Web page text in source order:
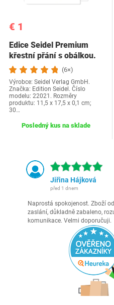
€ 1
Edice Seidel Premium
křestní přání s obálkou.
Přání ke křtu…(6×)
Výrobce: Seidel Verlag GmbH.
Značka: Edition Seidel. Číslo
modelu: 22021. Rozměry
produktu: 11,5 x 17,5 x 0,1 cm;
30…
Posledný kus na sklade
Jiřina Hájková
před 1 dnem
Naprostá spokojenost. Zboží
zaslání, důkladně zabaleno,
komunikace. Velmi doporučuji.